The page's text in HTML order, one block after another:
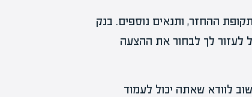
ההחזר, ותנאים נוספים. בנק
לעזור לך לבחור את ההצעה
לוודא שאתה יכול לעמוד